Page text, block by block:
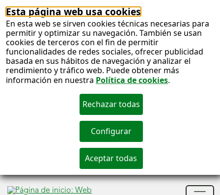
Esta página web usa cookies
En esta web se sirven cookies técnicas necesarias para
permitir y optimizar su navegación. También se usan
cookies de terceros con el fin de permitir
funcionalidades de redes sociales, ofrecer publicidad
basada en sus hábitos de navegación y analizar el
rendimiento y tráfico web. Puede obtener más
información en nuestra Política de cookies.